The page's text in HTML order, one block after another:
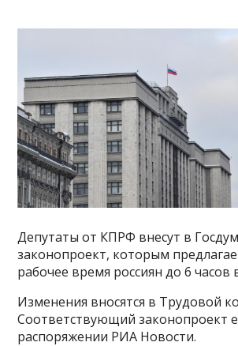
Депутаты от КПРФ внесут в
законопроект, которым
рабочее время россиян до 6 часов
Изменения вносятся в Трудовой
Соответствующий законопроект
распоряжении РИА Новости.